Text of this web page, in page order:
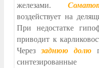
железами.
воздействует на
При недостатке
приводит к
Через заднюю долю